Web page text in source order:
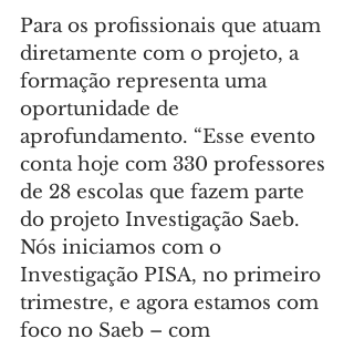
Para os profissionais que atuam
diretamente com o projeto, a
formação representa uma
oportunidade de
aprofundamento. “Esse evento
conta hoje com 330 professores
de 28 escolas que fazem parte
do projeto Investigação Saeb.
Nós iniciamos com o
Investigação PISA, no primeiro
trimestre, e agora estamos com
foco no Saeb – com